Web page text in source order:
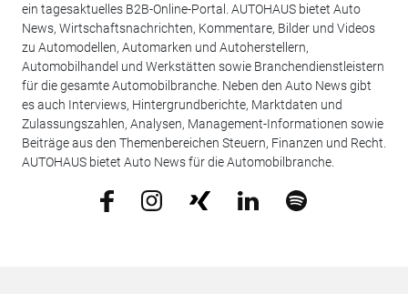
ein tagesaktuelles B2B-Online-Portal. AUTOHAUS bietet Auto
News, Wirtschaftsnachrichten, Kommentare, Bilder und Videos
zu Automodellen, Automarken und Autoherstellern,
Automobilhandel und Werkstätten sowie Branchendienstleistern
für die gesamte Automobilbranche. Neben den Auto News gibt
es auch Interviews, Hintergrundberichte, Marktdaten und
Zulassungszahlen, Analysen, Management-Informationen sowie
Beiträge aus den Themenbereichen Steuern, Finanzen und Recht.
AUTOHAUS bietet Auto News für die Automobilbranche.